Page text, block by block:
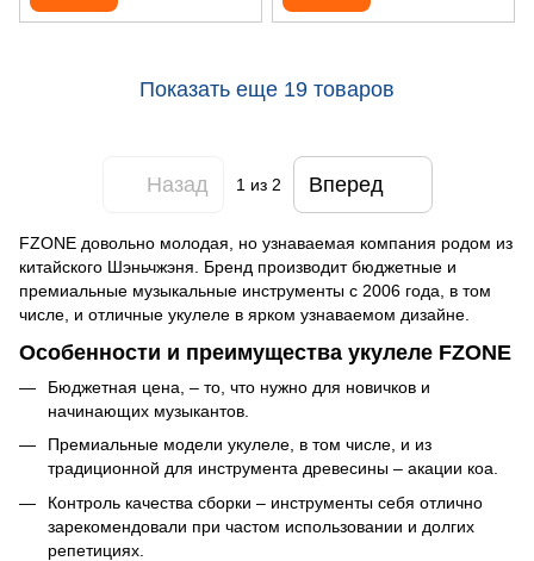
Показать еще 19 товаров
Назад 1из 2 Вперед
FZONE довольно молодая, но узнаваемая компания родом из
китайского Шэньчжэня. Бренд производит бюджетные и
премиальные музыкальные инструменты с 2006 года, в том
числе, и отличные укулеле в ярком узнаваемом дизайне.
Особенности и преимущества укулеле FZONE
Бюджетная цена, – то, что нужно для новичков и
начинающих музыкантов.
Премиальные модели укулеле, в том числе, и из
традиционной для инструмента древесины – акации коа.
Контроль качества сборки – инструменты себя отлично
зарекомендовали при частом использовании и долгих
репетициях.